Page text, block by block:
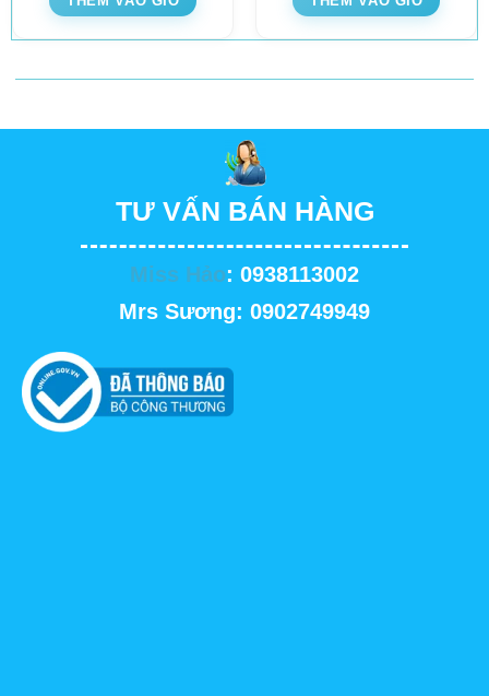
TƯ VẤN BÁN HÀNG
Miss Hảo: 0938113002
Mrs Sương: 0902749949